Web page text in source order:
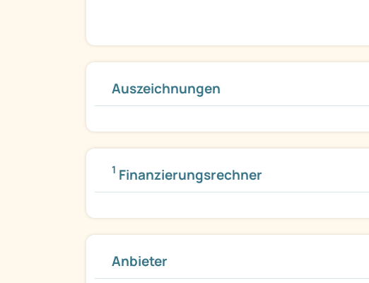
Auszeichnungen
1 Finanzierungsrechner
Anbieter